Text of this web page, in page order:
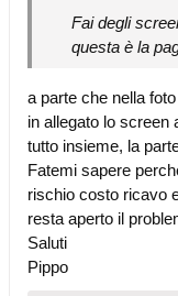
Fai degli
questa è la
a parte che nella
in allegato lo screen
tutto insieme, la
Fatemi sapere
rischio costo ricavo
resta aperto il
Saluti
Pippo